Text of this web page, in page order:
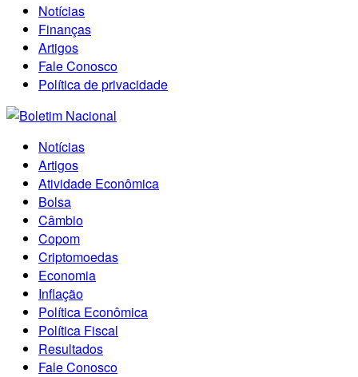
Notícias
Finanças
Artigos
Fale Conosco
Política de privacidade
Notícias
Artigos
Atividade Econômica
Bolsa
Câmbio
Copom
Criptomoedas
Economia
Inflação
Política Econômica
Política Fiscal
Resultados
Fale Conosco